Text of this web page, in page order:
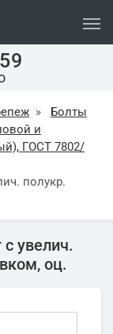
»
Болты
и
ГОСТ 7802/
полукр.
увелич.
оц.